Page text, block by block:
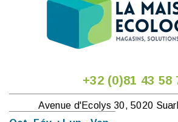
+32 (0)81 43 58
Avenue d'Ecolys 30, 5020